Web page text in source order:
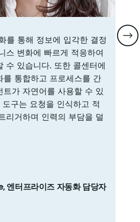
를 통해 정보에 입각한 결정
스 변화에 빠르게 적응하여
수 있습니다. 또한 콜센터에
를 통합하고 프로세스를 간
트가 자연어를 사용할 수 있
도구는 요청을 인식하고 적
리거하며 인력의 부담을 덜
엔터프라이즈 자동화 담당자
"미